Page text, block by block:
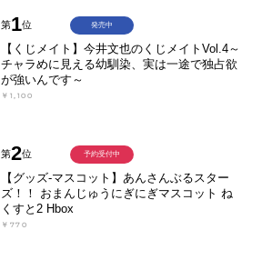
第1位
【くじメイト】今井文也のくじメイトVol.4～
チャラめに見える幼馴染、実は一途で独占欲
が強いんです～
￥1,100
発売中
第2位
【グッズ-マスコット】あんさんぶるスター
ズ！！ おまんじゅうにぎにぎマスコット ね
くすと2 Hbox
￥770
予約受付中